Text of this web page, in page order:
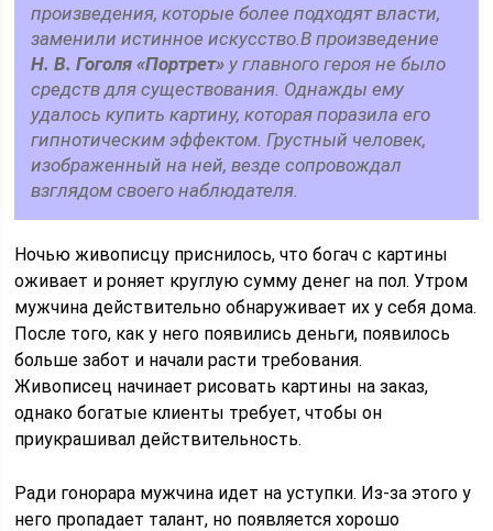
произведения, которые более подходят власти,
заменили истинное искусство.В произведение
Н. В. Гоголя «Портрет» у главного героя не было
средств для существования. Однажды ему
удалось купить картину, которая поразила его
гипнотическим эффектом. Грустный человек,
изображенный на ней, везде сопровождал
взглядом своего наблюдателя.
Ночью живописцу приснилось, что богач с картины
оживает и роняет круглую сумму денег на пол. Утром
мужчина действительно обнаруживает их у себя дома.
После того, как у него появились деньги, появилось
больше забот и начали расти требования.
Живописец начинает рисовать картины на заказ,
однако богатые клиенты требует, чтобы он
приукрашивал действительность.
Ради гонорара мужчина идет на уступки. Из-за этого у
него пропадает талант, но появляется хорошо